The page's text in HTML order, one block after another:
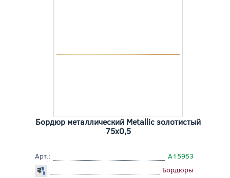
Бордюр металлический Metallic золотистый
75x0,5
Арт.:
A15953
Бордюры